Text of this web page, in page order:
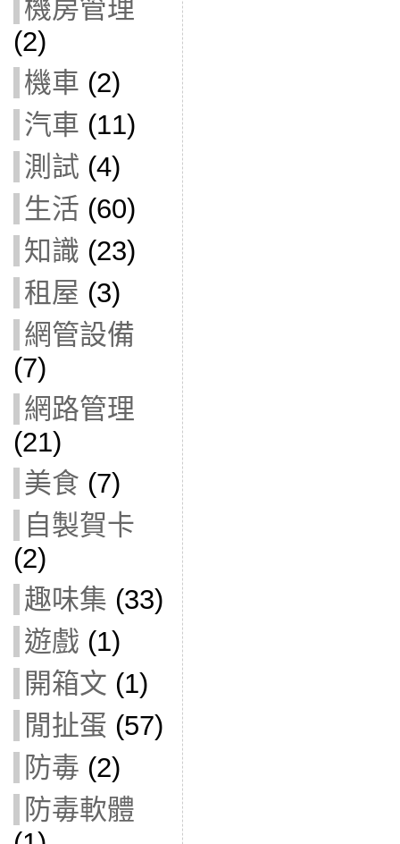
機房管理
(2)
機車 (2)
汽車 (11)
測試 (4)
生活 (60)
知識 (23)
租屋 (3)
網管設備
(7)
網路管理
(21)
美食 (7)
自製賀卡
(2)
趣味集 (33)
遊戲 (1)
開箱文 (1)
閒扯蛋 (57)
防毒 (2)
防毒軟體